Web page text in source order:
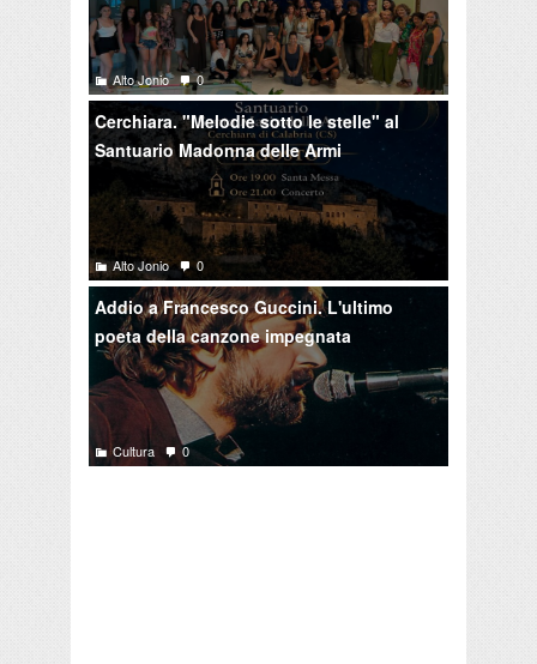
Alto Jonio 0
Cerchiara. "Melodie sotto le stelle" al
Santuario Madonna delle Armi
Alto Jonio 0
Addio a Francesco Guccini. L'ultimo
poeta della canzone impegnata
Cultura 0